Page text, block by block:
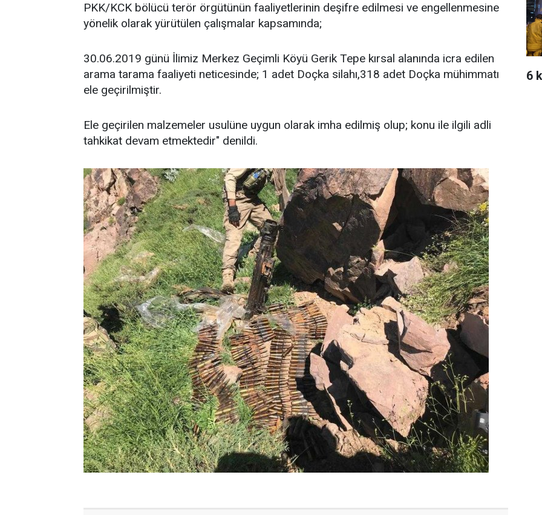
PKK/KCK bölücü terör örgütünün faaliyetlerinin deşifre edilmesi ve engellenmesine
yönelik olarak yürütülen çalışmalar kapsamında;
30.06.2019 günü İlimiz Merkez Geçimli Köyü Gerik Tepe kırsal alanında icra edilen
arama tarama faaliyeti neticesinde; 1 adet Doçka silahı,318 adet Doçka mühimmatı
ele geçirilmiştir.
Ele geçirilen malzemeler usulüne uygun olarak imha edilmiş olup; konu ile ilgili adli
tahkikat devam etmektedir" denildi.
6